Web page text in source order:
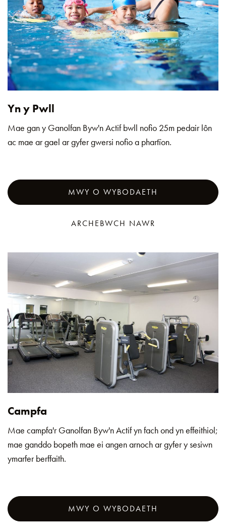
Yn y Pwll
Mae gan y Ganolfan Byw'n Actif bwll nofio 25m pedair lôn
ac mae ar gael ar gyfer gwersi nofio a phartïon.
MWY O WYBODAETH
ARCHEBWCH NAWR
Campfa
Mae campfa'r Ganolfan Byw'n Actif yn fach ond yn effeithiol;
mae ganddo bopeth mae ei angen arnoch ar gyfer y sesiwn
ymarfer berffaith.
MWY O WYBODAETH